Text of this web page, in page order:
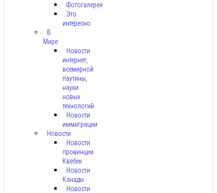
Фотогалерея
Это
интересно
В
Мире
Новости
интернет,
всемирной
паутины,
науки.
новых
технологий
Новости
иммиграции
Новости
Новости
провинции
Квебек
Новости
Канады
Новости